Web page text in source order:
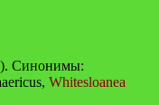
Синонимы:
Whitesloanea